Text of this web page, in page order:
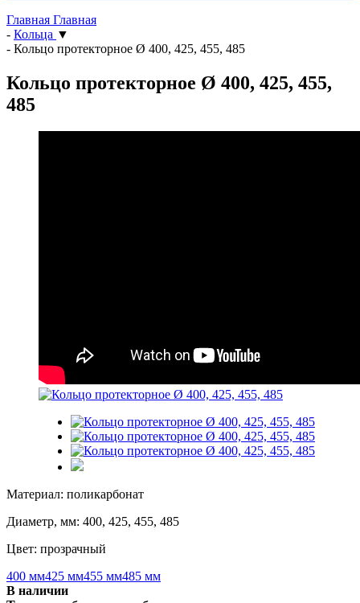
Главная Главная
- Кольца ▼
- Кольцо протекторное Ø 400, 425, 455, 485
Кольцо протекторное Ø 400, 425, 455,
485
Материал: поликарбонат
Диаметр, мм: 400, 425, 455, 485
Цвет: прозрачный
400 мм425 мм455 мм485 мм
В наличии